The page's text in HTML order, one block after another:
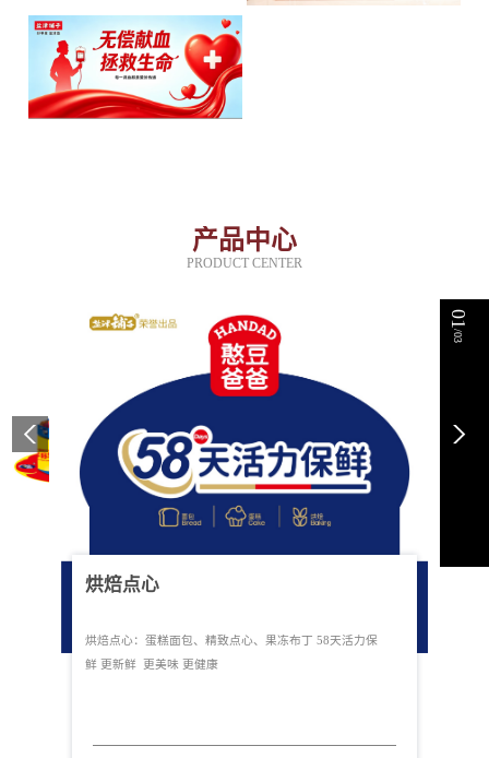
产品中心
PRODUCT CENTER
烘焙点心
烘焙点心：蛋糕面包、精致点心、果冻布丁 58天活力保
鲜 更新鲜 更美味 更健康
01
/03